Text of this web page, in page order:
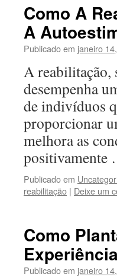
Como A
A
Publicado em janeiro
A reabilitação,
desempenha
de indivíduos
proporcionar
melhora as
positivamente
Publicado em
reabilitação | Deixe um
Como
Publicado em janeiro